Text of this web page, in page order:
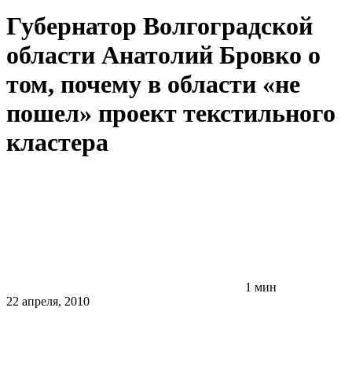
Губернатор Волгоградской
области Анатолий Бровко о
том, почему в области «не
пошел» проект текстильного
кластера
1 мин
22 апреля, 2010